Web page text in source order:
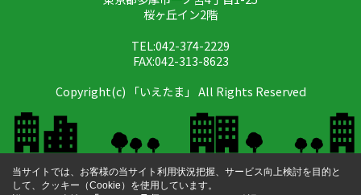
桜ヶ丘イン2階
TEL:042-374-2229
FAX:042-313-8623
Copyright(c) 「いえたま」 All Rights Reserved
当サイトでは、お客様の当サイト利用状況把握、サービス向上検討を目的と
して、クッキー（Cookie）を使用しています。